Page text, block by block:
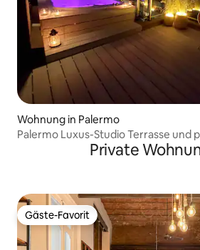
Wohnung in Palermo
Palermo Luxus-Studio Terrasse und
Private
Gäste-Favorit
Gäste-Favorit